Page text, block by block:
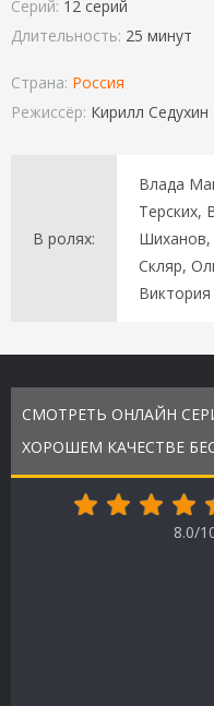
Серий: 12 серий
Длительность: 25 минут
Страна: Россия
Режиссёр: Кирилл Седухин
В ролях:
Влада
Терских,
Шиханов,
Скляр,
СМОТРЕТЬ ОНЛАЙН
ХОРОШЕМ КАЧЕСТВЕ
8.0/